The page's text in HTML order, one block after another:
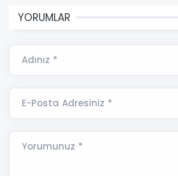
YORUMLAR
Adınız *
E-Posta Adresiniz *
Yorumunuz *